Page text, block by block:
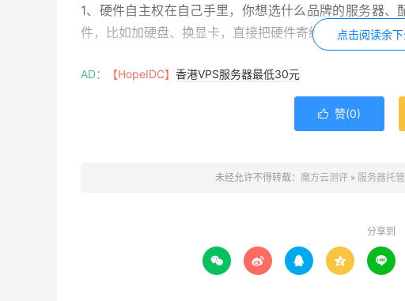
1、硬件自主权在自己手里，你想选什么品牌的服务器
件，比如加硬盘、换显卡，直接把硬件寄给服务商就行，
2、长期使用成本更低，尤其是用满3年以上的企业，自
器的总费用低，而且硬件用旧了还能自己处理，相当于多
3、数据和系统更可控，服务器是自己的，里面的系统
所以是选择服务器租用还是选择服务器托管，具体要看
点击阅读余
AD： 【HopeIDC】 香港VPS服务器最低30元
 赞(0)
未经允许不得转载： 魔方云测评 » 服务器托
分享到
    